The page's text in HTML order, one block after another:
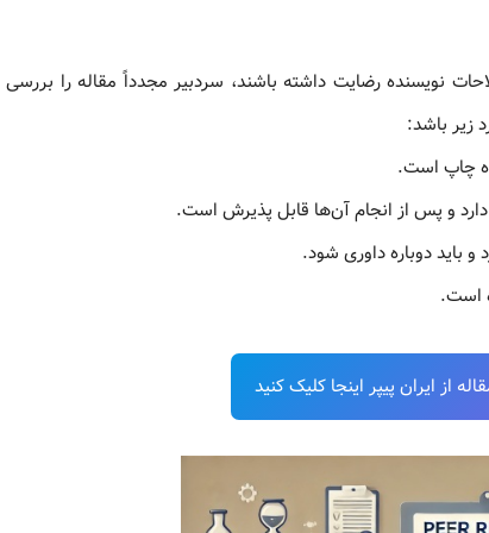
نویسنده رضایت داشته باشند، سردبیر مجدداً مقاله را
زیر باشد:
چاپ است.
دارد و پس از انجام آن‌ها قابل پذیرش است.
و باید دوباره داوری شود.
است.
از ایران پیپر اینجا کلیک کنید